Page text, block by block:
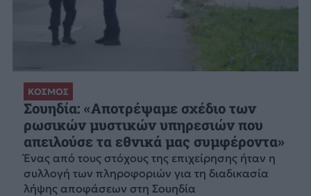
ΚΟΣΜΟΣ
Σουηδία: «Αποτρέψαμε σχέδιο των
ρωσικών μυστικών υπηρεσιών που
απειλούσε τα εθνικά μας συμφέροντα»
Ένας από τους στόχους της επιχείρησης ήταν η
συλλογή των πληροφοριών για τη διαδικασία
λήψης αποφάσεων στη Σουηδία